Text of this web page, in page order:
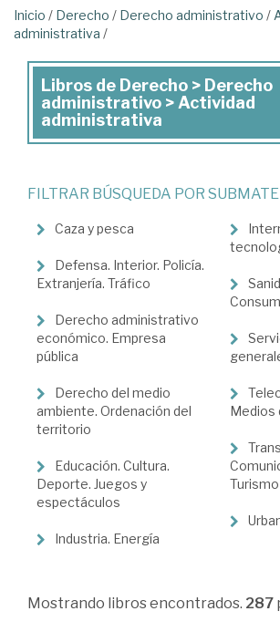
Inicio / Derecho / Derecho administrativo /
administrativa /
Libros
de
Derecho
Derecho
administrativo
>
Actividad
administrativa
Libros de Derecho > Derecho
administrativo > Actividad
administrativa
FILTRAR BÚSQUEDA POR
Caza y pesca
Defensa. Interior. Policía.
Extranjería. Tráfico
Derecho administrativo
económico. Empresa
pública
Derecho del medio
ambiente. Ordenación del
territorio
Educación. Cultura.
Deporte. Juegos y
espectáculos
Industria. Energía
Medios
Mostrando libros encontrados. 287